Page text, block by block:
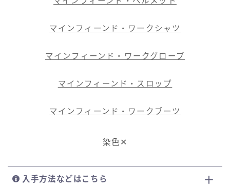
マインフィーンド・ワークシャツ
マインフィーンド・ワークグローブ
マインフィーンド・スロップ
マインフィーンド・ワークブーツ
染色✕
入手方法などはこちら